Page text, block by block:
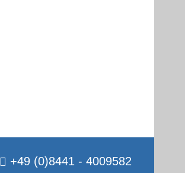
+49 (0)8441 - 4009582